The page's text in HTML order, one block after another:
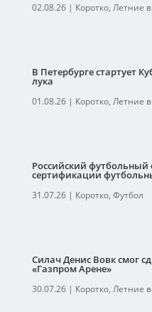
02.08.26| Коротко, Летние
В Петербурге стартует
лука
01.08.26| Коротко, Летние
Российский футбольный
сертификации
31.07.26| Коротко, Футбол
Силач Денис Вовк смог
«Газпром Арене»
30.07.26| Коротко, Летние